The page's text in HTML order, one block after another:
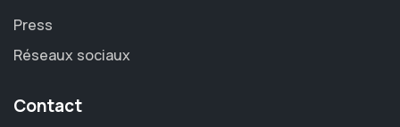
Press
Réseaux sociaux
Contact